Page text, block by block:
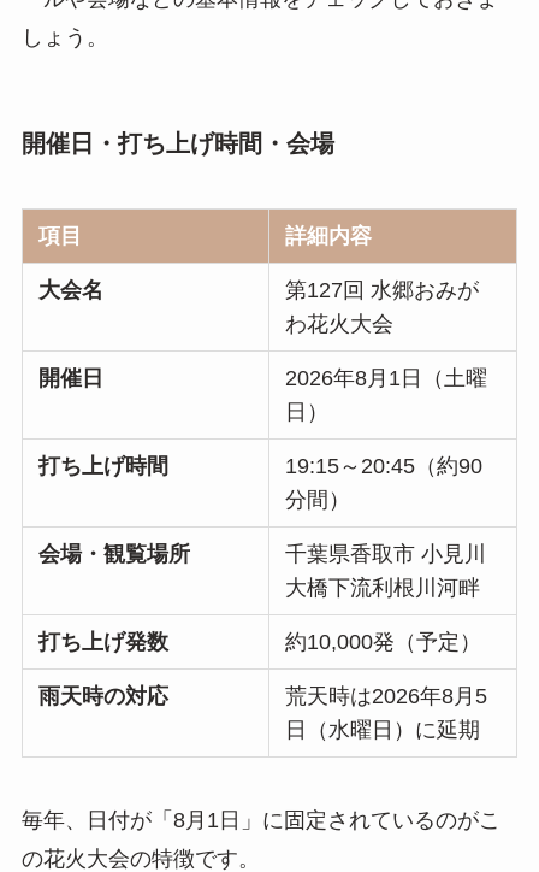
しょう。
開催日・打ち上げ時間・会場
項目 詳細内容
大会名
第127回 水郷おみが
わ花火大会
開催日
2026年8月1日（土曜
日）
打ち上げ時間
19:15～20:45（約90
分間）
会場・観覧場所
千葉県香取市 小見川
大橋下流利根川河畔
打ち上げ発数 約10,000発（予定）
雨天時の対応
荒天時は2026年8月5
日（水曜日）に延期
毎年、日付が「8月1日」に固定されているのがこ
の花火大会の特徴です。